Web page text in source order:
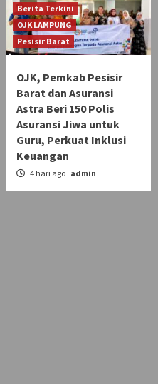
Berita Terkini
OJK LAMPUNG
Pesisir Barat
OJK, Pemkab Pesisir
Barat dan Asuransi
Astra Beri 150 Polis
Asuransi Jiwa untuk
Guru, Perkuat Inklusi
Keuangan
4 hari ago admin